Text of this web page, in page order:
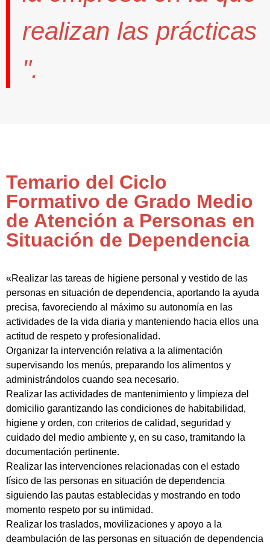
realizan las prácticas
".
Temario del Ciclo
Formativo de Grado Medio
de Atención a Personas en
Situación de Dependencia
«Realizar las tareas de higiene personal y vestido de las
personas en situación de dependencia, aportando la ayuda
precisa, favoreciendo al máximo su autonomía en las
actividades de la vida diaria y manteniendo hacia ellos una
actitud de respeto y profesionalidad.
Organizar la intervención relativa a la alimentación
supervisando los menús, preparando los alimentos y
administrándolos cuando sea necesario.
Realizar las actividades de mantenimiento y limpieza del
domicilio garantizando las condiciones de habitabilidad,
higiene y orden, con criterios de calidad, seguridad y
cuidado del medio ambiente y, en su caso, tramitando la
documentación pertinente.
Realizar las intervenciones relacionadas con el estado
físico de las personas en situación de dependencia
siguiendo las pautas establecidas y mostrando en todo
momento respeto por su intimidad.
Realizar los traslados, movilizaciones y apoyo a la
deambulación de las personas en situación de dependencia